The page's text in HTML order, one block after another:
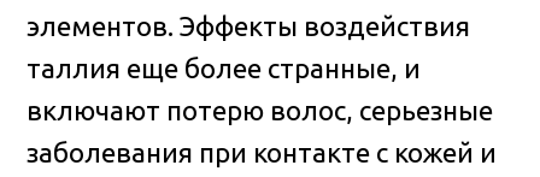
элементов. Эффекты воздействия
таллия еще более странные, и
включают потерю волос, серьезные
заболевания при контакте с кожей и